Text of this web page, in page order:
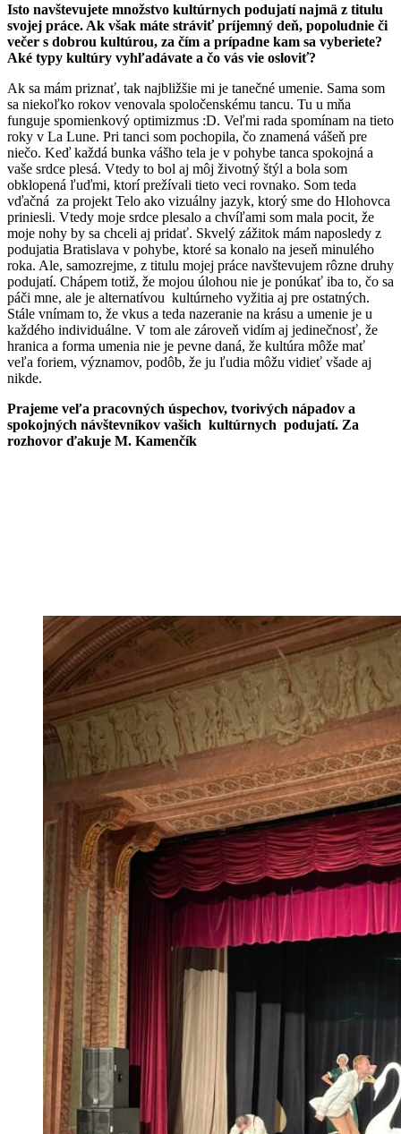
Isto navštevujete množstvo kultúrnych podujatí najmä z titulu
svojej práce. Ak však máte stráviť príjemný deň, popoludnie či
večer s dobrou kultúrou, za čím a prípadne kam sa vyberiete?
Aké typy kultúry vyhľadávate a čo vás vie osloviť?
Ak sa mám priznať, tak najbližšie mi je tanečné umenie. Sama som
sa niekoľko rokov venovala spoločenskému tancu. Tu u mňa
funguje spomienkový optimizmus :D. Veľmi rada spomínam na tieto
roky v La Lune. Pri tanci som pochopila, čo znamená vášeň pre
niečo. Keď každá bunka vášho tela je v pohybe tanca spokojná a
vaše srdce plesá. Vtedy to bol aj môj životný štýl a bola som
obklopená ľuďmi, ktorí prežívali tieto veci rovnako. Som teda
vďačná za projekt Telo ako vizuálny jazyk, ktorý sme do Hlohovca
priniesli. Vtedy moje srdce plesalo a chvíľami som mala pocit, že
moje nohy by sa chceli aj pridať. Skvelý zážitok mám naposledy z
podujatia Bratislava v pohybe, ktoré sa konalo na jeseň minulého
roka. Ale, samozrejme, z titulu mojej práce navštevujem rôzne druhy
podujatí. Chápem totiž, že mojou úlohou nie je ponúkať iba to, čo sa
páči mne, ale je alternatívou kultúrneho vyžitia aj pre ostatných.
Stále vnímam to, že vkus a teda nazeranie na krásu a umenie je u
každého individuálne. V tom ale zároveň vidím aj jedinečnosť, že
hranica a forma umenia nie je pevne daná, že kultúra môže mať
veľa foriem, významov, podôb, že ju ľudia môžu vidieť všade aj
nikde.
Prajeme veľa pracovných úspechov, tvorivých nápadov a
spokojných návštevníkov vašich kultúrnych podujatí. Za
rozhovor ďakuje M. Kamenčík